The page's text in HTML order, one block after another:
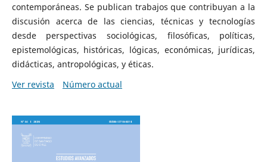
contemporáneas. Se publican trabajos que contribuyan a la
discusión acerca de las ciencias, técnicas y tecnologías
desde perspectivas sociológicas, filosóficas, políticas,
epistemológicas, históricas, lógicas, económicas, jurídicas,
didácticas, antropológicas, y éticas.
Ver revista
Número actual